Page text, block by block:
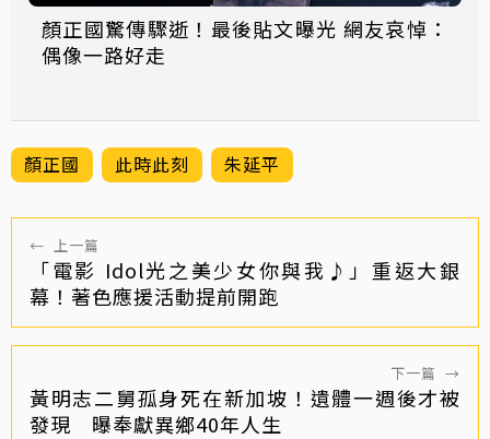
顏正國驚傳驟逝！最後貼文曝光 網友哀悼：
偶像一路好走
顏正國 此時此刻 朱延平
← 上一篇
「電影 Idol光之美少女你與我♪」重返大銀
幕！著色應援活動提前開跑
下一篇 →
黃明志二舅孤身死在新加坡！遺體一週後才被
發現 曝奉獻異鄉40年人生